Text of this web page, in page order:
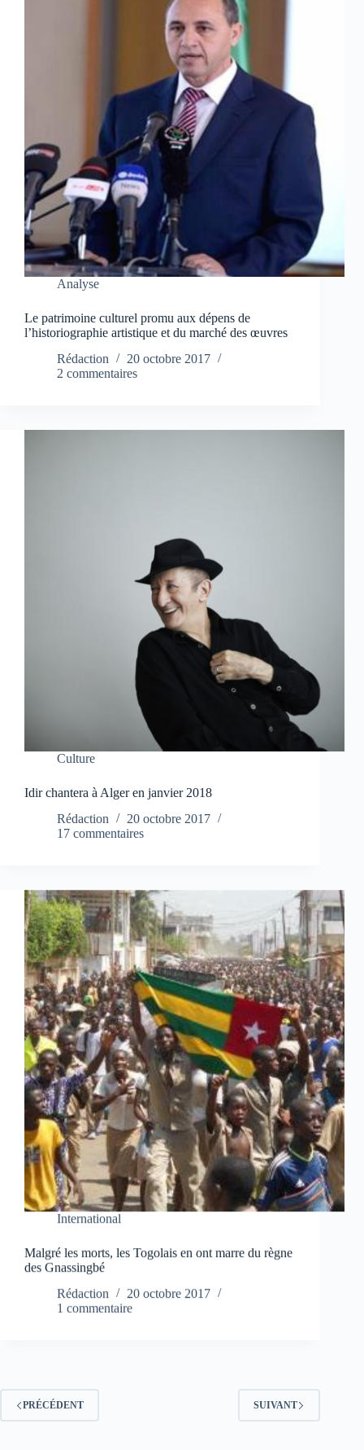
Analyse
Le patrimoine culturel promu aux dépens de
l’historiographie artistique et du marché des œuvres
Rédaction
20 octobre 2017
2 commentaires
Culture
Idir chantera à Alger en janvier 2018
Rédaction
20 octobre 2017
17 commentaires
International
Malgré les morts, les Togolais en ont marre du règne
des Gnassingbé
Rédaction
20 octobre 2017
1 commentaire
PRÉCÉDENT SUIVANT